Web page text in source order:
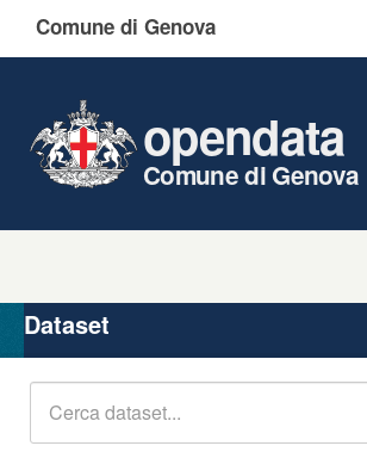
Comune di Genova
opendata
Comune di Genova
Organizzazioni
Gruppi
Dataset